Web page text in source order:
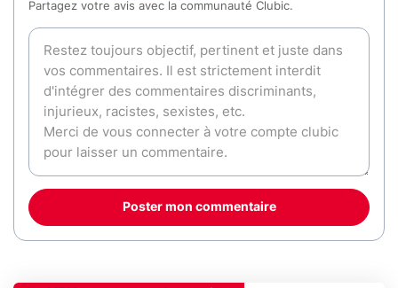
Partagez votre avis avec la communauté Clubic.
Poster mon commentaire